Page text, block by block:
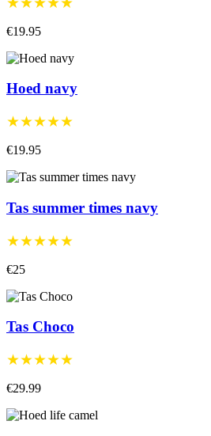
€19.95
Hoed navy
★★★★★
€19.95
Tas summer times navy
★★★★★
€25
Tas Choco
★★★★★
€29.99